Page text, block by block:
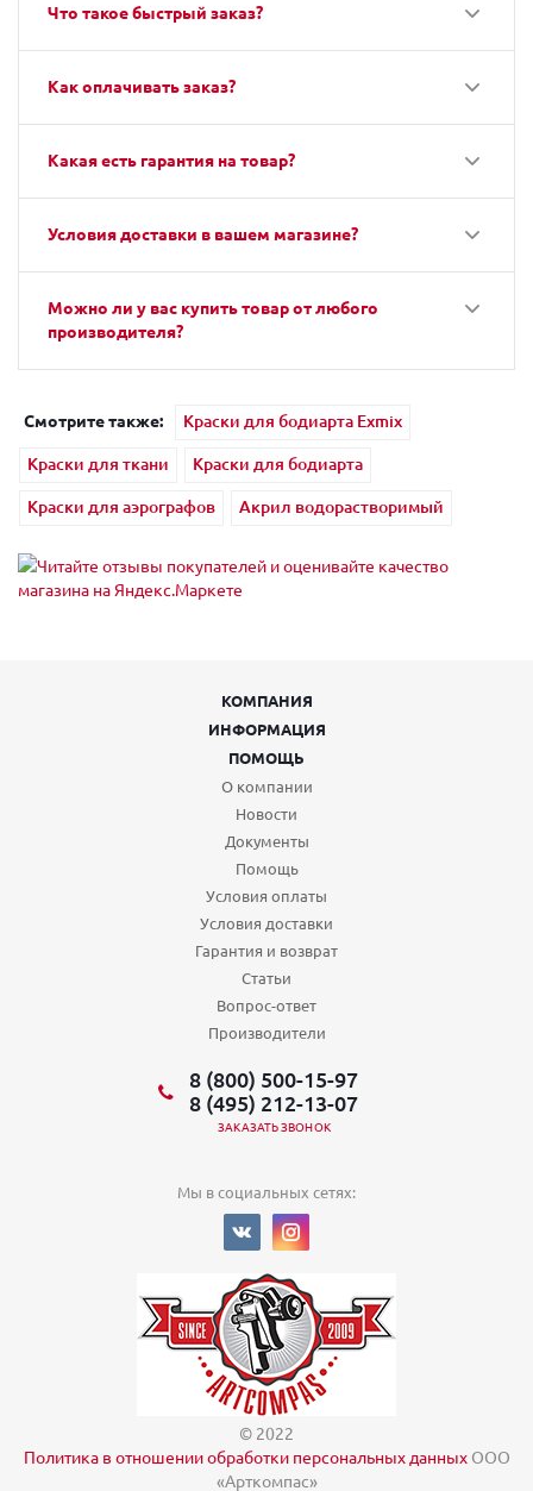
Что такое быстрый заказ?
Как оплачивать заказ?
Какая есть гарантия на товар?
Условия доставки в вашем магазине?
Можно ли у вас купить товар от любого
производителя?
Смотрите также:
Краски для бодиарта Exmix
Краски для ткани
Краски для бодиарта
Краски для аэрографов
Акрил водорастворимый
КОМПАНИЯ
ИНФОРМАЦИЯ
ПОМОЩЬ
О компании
Новости
Документы
Помощь
Условия оплаты
Условия доставки
Гарантия и возврат
Статьи
Вопрос-ответ
Производители
8 (800) 500-15-97
8 (495) 212-13-07
ЗАКАЗАТЬ ЗВОНОК
Мы в социальных сетях:
© 2022
Политика в отношении обработки персональных данныхООО
«Арткомпас»